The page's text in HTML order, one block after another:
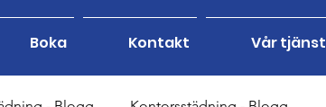
Boka Kontakt Vår tjänst